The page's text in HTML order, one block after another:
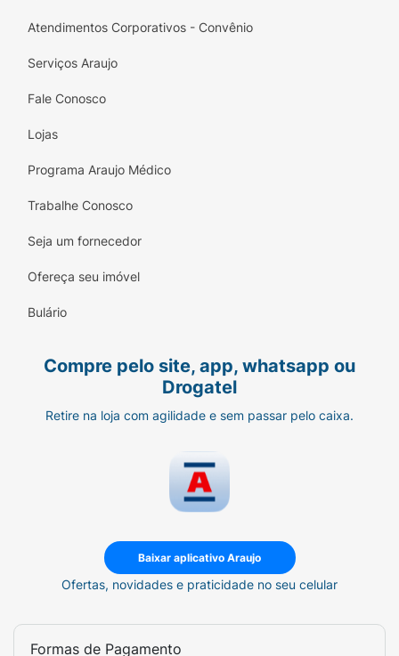
Atendimentos Corporativos - Convênio
Serviços Araujo
Fale Conosco
Lojas
Programa Araujo Médico
Trabalhe Conosco
Seja um fornecedor
Ofereça seu imóvel
Bulário
Compre pelo site, app, whatsapp ou
Drogatel
Retire na loja com agilidade e sem passar pelo caixa.
Baixar aplicativo Araujo
Ofertas, novidades e praticidade no seu celular
Formas de Pagamento